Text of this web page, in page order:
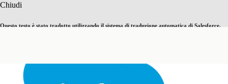
Chiudi
Questo testo è stato tradotto utilizzando il sistema di traduzione automatica di Salesforce.